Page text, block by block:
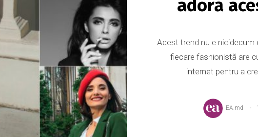
adoră
Acest trend nu e
fiecare fashionistă are
internet pentru a
EA.md